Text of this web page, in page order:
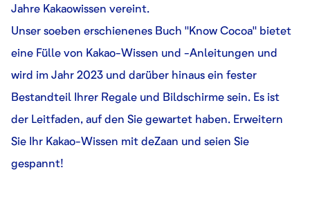
Jahre Kakaowissen vereint.
Unser soeben erschienenes Buch "Know Cocoa" bietet
eine Fülle von Kakao-Wissen und -Anleitungen und
wird im Jahr 2023 und darüber hinaus ein fester
Bestandteil Ihrer Regale und Bildschirme sein. Es ist
der Leitfaden, auf den Sie gewartet haben. Erweitern
Sie Ihr Kakao-Wissen mit deZaan und seien Sie
gespannt!